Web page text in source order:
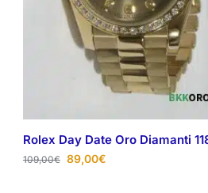
Rolex Day Date Oro Diamanti
109,00€ 89,00€